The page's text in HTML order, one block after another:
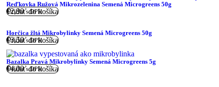
Reďkovka Ružová Mikrozelenina Semená Microgreens 50g
€2,90 s DPH
Pridať do košíka
Horčica žltá Mikrobylinky Semená Microgreens 50g
€3,50 s DPH
Pridať do košíka
Bazalka Pravá Mikrobylinky Semená Microgreens 5g
€4,00 s DPH
Pridať do košíka